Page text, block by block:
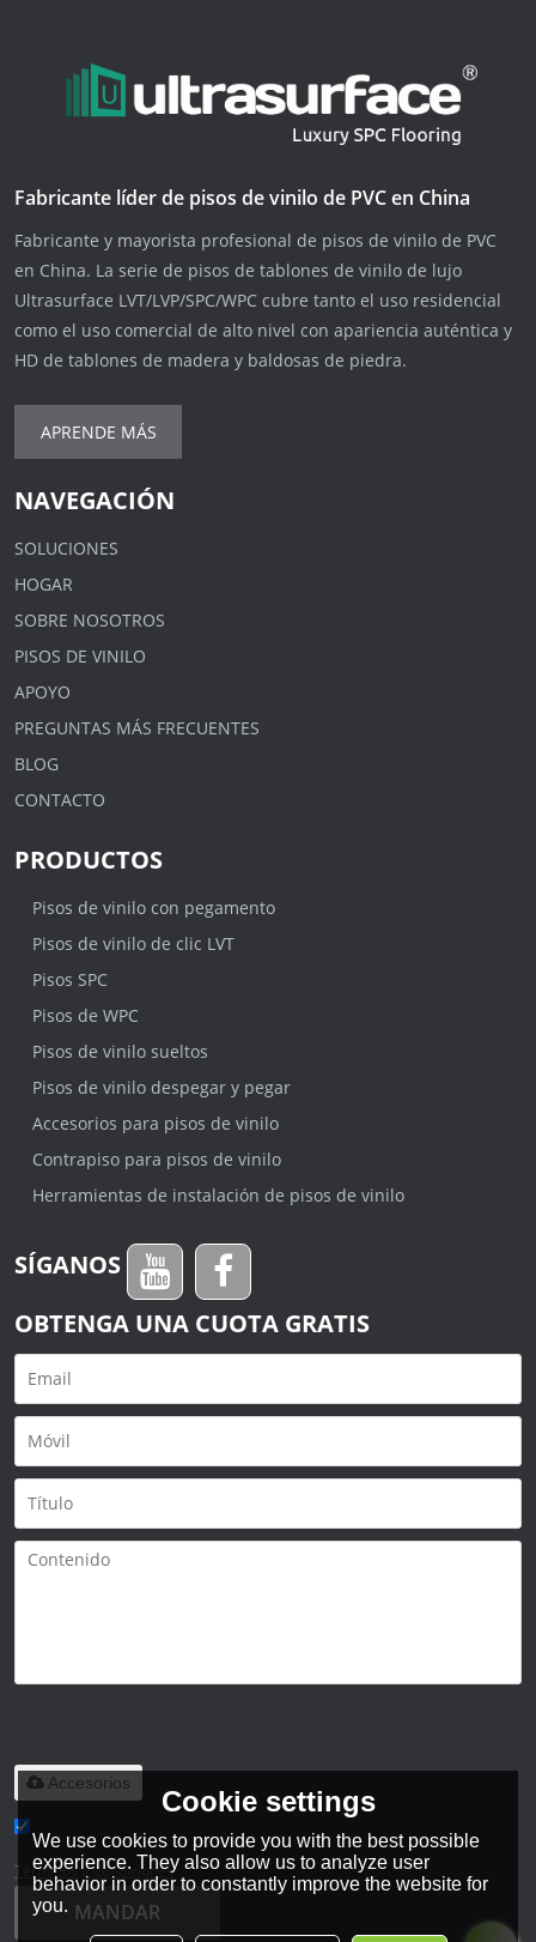
Fabricante líder de pisos de vinilo de PVC en China
Fabricante y mayorista profesional de pisos de vinilo de PVC
en China. La serie de pisos de tablones de vinilo de lujo
Ultrasurface LVT/LVP/SPC/WPC cubre tanto el uso residencial
como el uso comercial de alto nivel con apariencia auténtica y
HD de tablones de madera y baldosas de piedra.
APRENDE MÁS
NAVEGACIÓN
SOLUCIONES
HOGAR
SOBRE NOSOTROS
PISOS DE VINILO
APOYO
PREGUNTAS MÁS FRECUENTES
BLOG
CONTACTO
PRODUCTOS
Pisos de vinilo con pegamento
Pisos de vinilo de clic LVT
Pisos SPC
Pisos de WPC
Pisos de vinilo sueltos
Pisos de vinilo despegar y pegar
Accesorios para pisos de vinilo
Contrapiso para pisos de vinilo
Herramientas de instalación de pisos de vinilo
SÍGANOS
OBTENGA UNA CUOTA GRATIS
Accesorios
He leido y acepto los Términos y Condiciones de este servicio,
Términos y Condiciones
MANDAR
Cookie settings
We use cookies to provide you with the best possible
experience. They also allow us to analyze user
behavior in order to constantly improve the website for
you.